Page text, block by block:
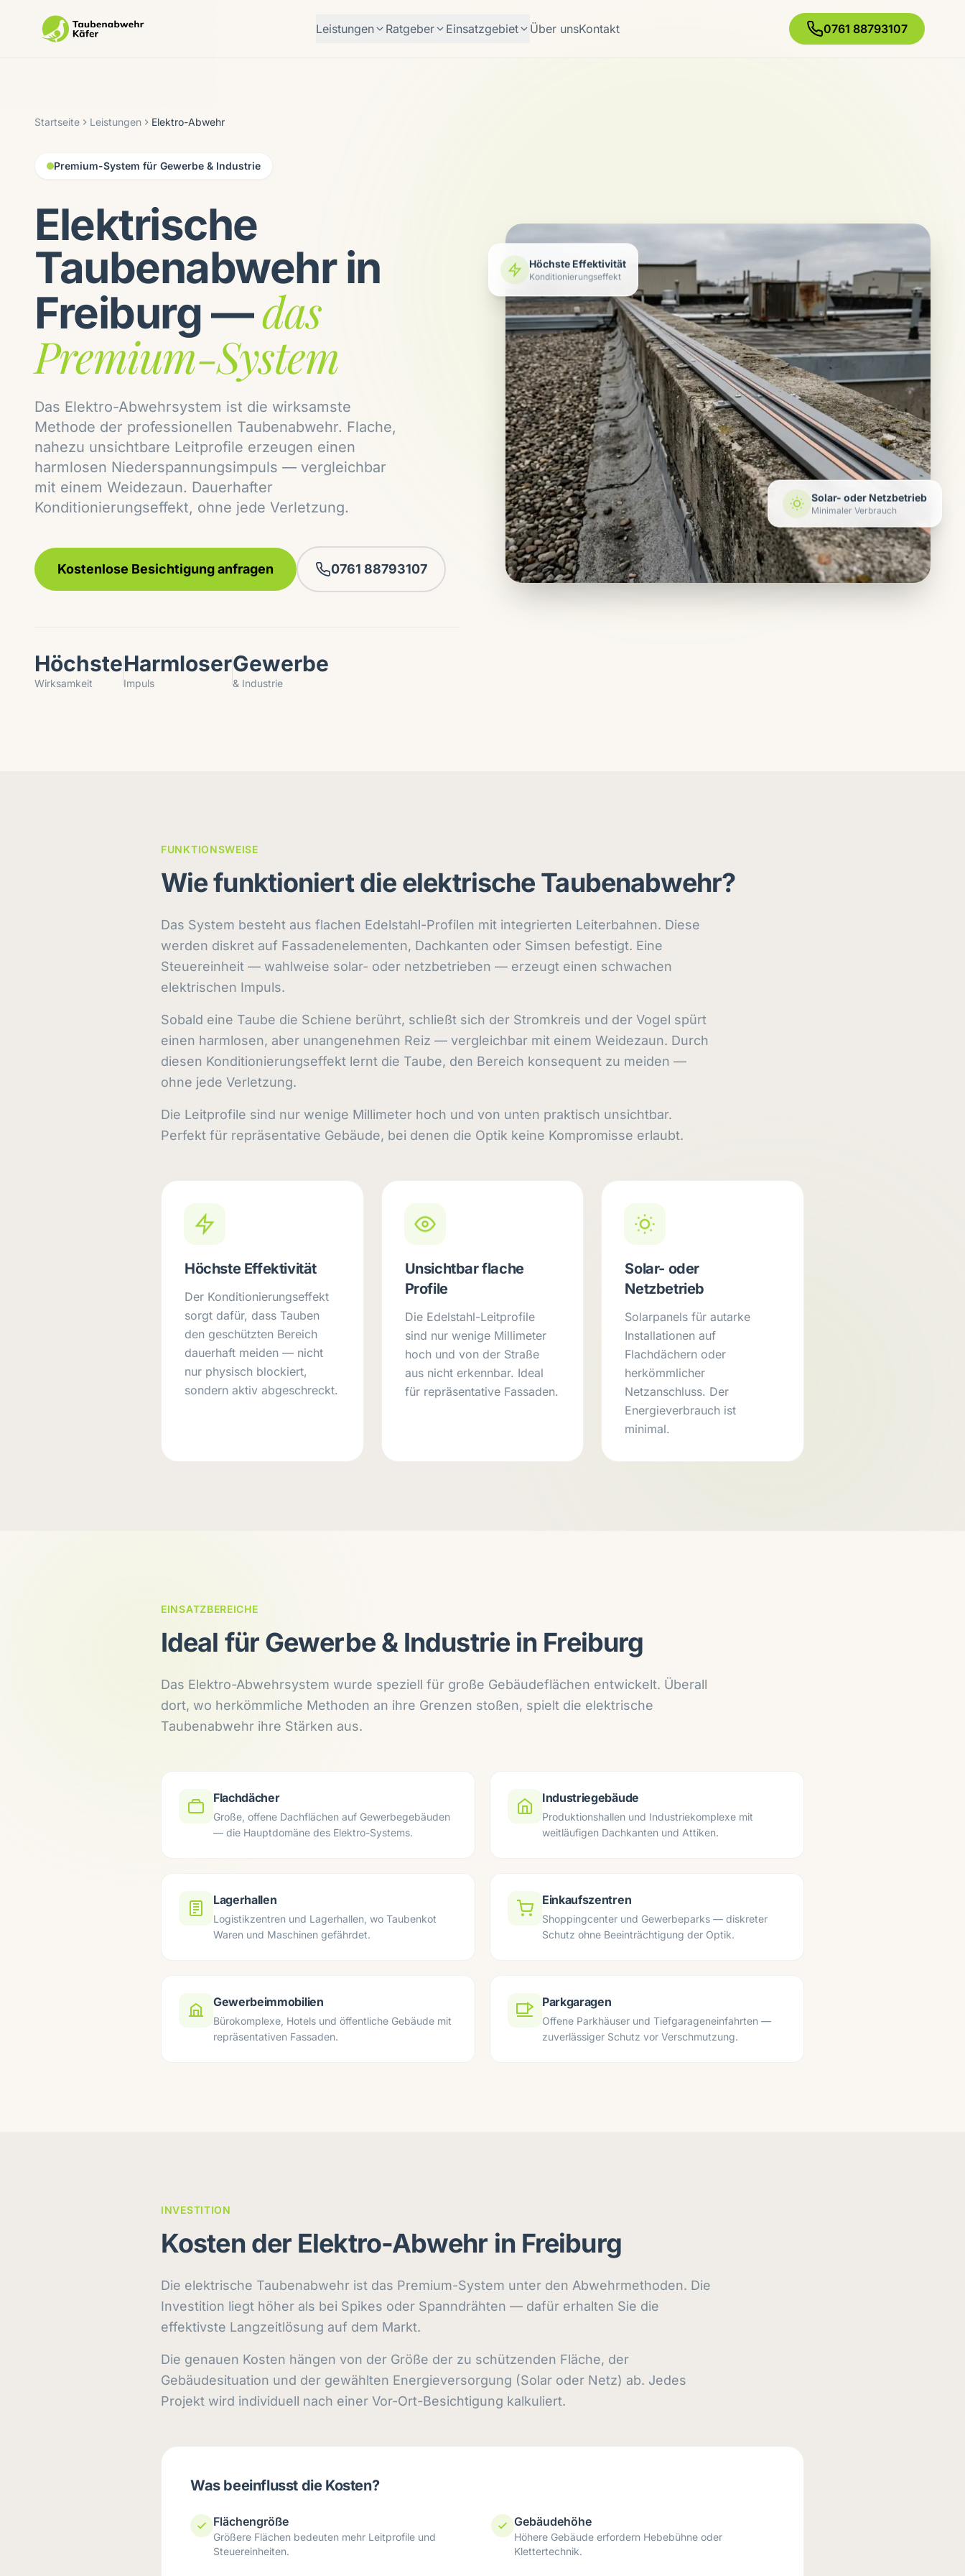
Leistungen Ratgeber Einsatzgebiet Über unsKontakt 0761 88793107
Startseite Leistungen Elektro-Abwehr
Premium-System für Gewerbe & Industrie
Elektrische
Taubenabwehr in
Freiburg —das
Premium-System
Das Elektro-Abwehrsystem ist die wirksamste
Methode der professionellen Taubenabwehr. Flache,
nahezu unsichtbare Leitprofile erzeugen einen
harmlosen Niederspannungsimpuls — vergleichbar
mit einem Weidezaun. Dauerhafter
Konditionierungseffekt, ohne jede Verletzung.
Kostenlose Besichtigung anfragen 0761 88793107
Höchste
Wirksamkeit
Harmloser
Impuls
Gewerbe
& Industrie
Höchste Effektivität
Konditionierungseffekt
Solar- oder Netzbetrieb
Minimaler Verbrauch
FUNKTIONSWEISE
Wie funktioniert die elektrische Taubenabwehr?
Das System besteht aus flachen Edelstahl-Profilen mit integrierten Leiterbahnen. Diese
werden diskret auf Fassadenelementen, Dachkanten oder Simsen befestigt. Eine
Steuereinheit — wahlweise solar- oder netzbetrieben — erzeugt einen schwachen
elektrischen Impuls.
Sobald eine Taube die Schiene berührt, schließt sich der Stromkreis und der Vogel spürt
einen harmlosen, aber unangenehmen Reiz — vergleichbar mit einem Weidezaun. Durch
diesen Konditionierungseffekt lernt die Taube, den Bereich konsequent zu meiden —
ohne jede Verletzung.
Die Leitprofile sind nur wenige Millimeter hoch und von unten praktisch unsichtbar.
Perfekt für repräsentative Gebäude, bei denen die Optik keine Kompromisse erlaubt.
Höchste Effektivität
Der Konditionierungseffekt
sorgt dafür, dass Tauben
den geschützten Bereich
dauerhaft meiden — nicht
nur physisch blockiert,
sondern aktiv abgeschreckt.
Unsichtbar flache
Profile
Die Edelstahl-Leitprofile
sind nur wenige Millimeter
hoch und von der Straße
aus nicht erkennbar. Ideal
für repräsentative Fassaden.
Solar- oder
Netzbetrieb
Solarpanels für autarke
Installationen auf
Flachdächern oder
herkömmlicher
Netzanschluss. Der
Energieverbrauch ist
minimal.
EINSATZBEREICHE
Ideal für Gewerbe & Industrie in Freiburg
Das Elektro-Abwehrsystem wurde speziell für große Gebäudeflächen entwickelt. Überall
dort, wo herkömmliche Methoden an ihre Grenzen stoßen, spielt die elektrische
Taubenabwehr ihre Stärken aus.
Flachdächer
Große, offene Dachflächen auf Gewerbegebäuden
— die Hauptdomäne des Elektro-Systems.
Industriegebäude
Produktionshallen und Industriekomplexe mit
weitläufigen Dachkanten und Attiken.
Lagerhallen
Logistikzentren und Lagerhallen, wo Taubenkot
Waren und Maschinen gefährdet.
Einkaufszentren
Shoppingcenter und Gewerbeparks — diskreter
Schutz ohne Beeinträchtigung der Optik.
Gewerbeimmobilien
Bürokomplexe, Hotels und öffentliche Gebäude mit
repräsentativen Fassaden.
Parkgaragen
Offene Parkhäuser und Tiefgarageneinfahrten —
zuverlässiger Schutz vor Verschmutzung.
INVESTITION
Kosten der Elektro-Abwehr in Freiburg
Die elektrische Taubenabwehr ist das Premium-System unter den Abwehrmethoden. Die
Investition liegt höher als bei Spikes oder Spanndrähten — dafür erhalten Sie die
effektivste Langzeitlösung auf dem Markt.
Die genauen Kosten hängen von der Größe der zu schützenden Fläche, der
Gebäudesituation und der gewählten Energieversorgung (Solar oder Netz) ab. Jedes
Projekt wird individuell nach einer Vor-Ort-Besichtigung kalkuliert.
Was beeinflusst die Kosten?
Flächengröße
Größere Flächen bedeuten mehr Leitprofile und
Steuereinheiten.
Gebäudehöhe
Höhere Gebäude erfordern Hebebühne oder
Klettertechnik.